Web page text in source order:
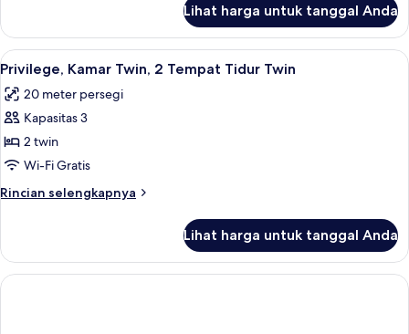
Twin,
bathtub
Kamar
Klasik,
2
Tempat
Tidur
Twin,
Lihat harga untuk tanggal Anda
Lihat
semua
foto
untuk
Privilege,
Kamar
Twin,
2
Tidur
Twin
Seprai premium, brankas, meja
6
Privilege, Kamar Twin, 2 Tempat Tidur Twin
20 meter persegi
Kapasitas 3
2 twin
Wi-Fi Gratis
Rincian selengkapnya
Rincian
Privilege,
Kamar
Twin,
Lihat harga untuk tanggal Anda